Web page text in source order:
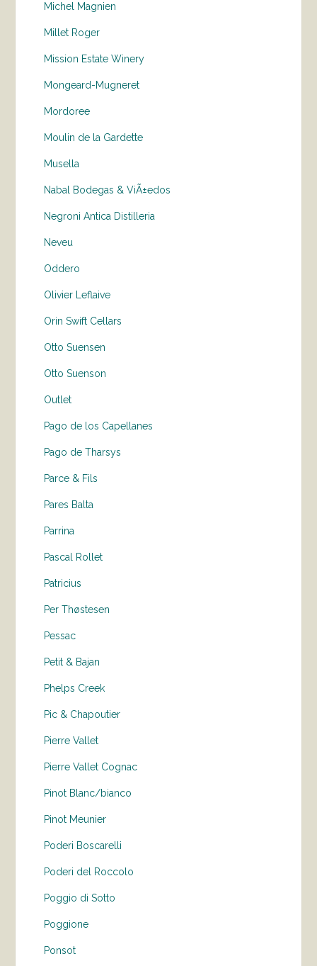
Michel Magnien
Millet Roger
Mission Estate Winery
Mongeard-Mugneret
Mordoree
Moulin de la Gardette
Musella
Nabal Bodegas & ViÃ±edos
Negroni Antica Distilleria
Neveu
Oddero
Olivier Leflaive
Orin Swift Cellars
Otto Suensen
Otto Suenson
Outlet
Pago de los Capellanes
Pago de Tharsys
Parce & Fils
Pares Balta
Parrina
Pascal Rollet
Patricius
Per Thøstesen
Pessac
Petit & Bajan
Phelps Creek
Pic & Chapoutier
Pierre Vallet
Pierre Vallet Cognac
Pinot Blanc/bianco
Pinot Meunier
Poderi Boscarelli
Poderi del Roccolo
Poggio di Sotto
Poggione
Ponsot